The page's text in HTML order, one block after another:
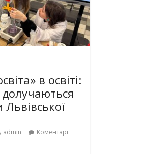
в освіті:
admin
Коментарі